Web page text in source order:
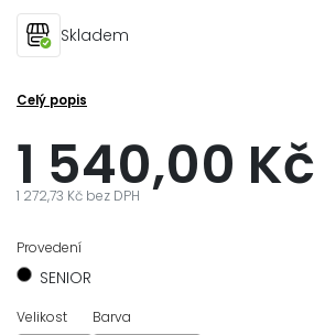
Skladem
Celý popis
1 540,00 Kč
1 272,73 Kč bez DPH
Provedení
SENIOR
Velikost Barva